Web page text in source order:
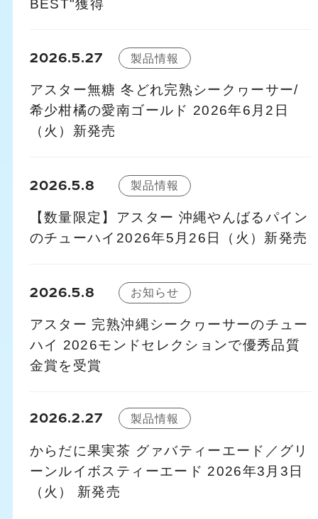
BEST"獲得
2026.5.27 製品情報
アスター無糖 冬どれ完熟シークヮーサー/
希少柑橘の愛南ゴールド 2026年6月2日
（火）新発売
2026.5.8 製品情報
【数量限定】アスター 沖縄やんばるパイン
のチューハイ2026年5月26日（火）新発売
2026.5.8 お知らせ
アスター 完熟沖縄シークヮーサーのチュー
ハイ 2026モンドセレクションで優秀品質
金賞を受賞
2026.2.27 製品情報
からだに果実茶 グァバティーエード／グリ
ーンルイボスティーエード 2026年3月3日
（火） 新発売